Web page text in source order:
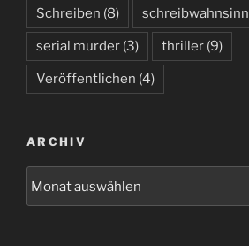
Schreiben (8) schreibwahnsinn
serial murder (3) thriller (9)
Veröffentlichen (4)
ARCHIV